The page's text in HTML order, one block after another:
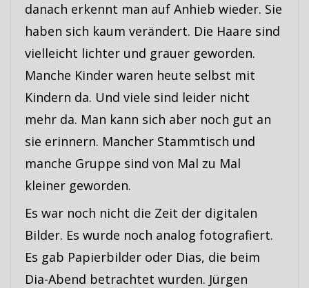
danach erkennt man auf Anhieb wieder. Sie
haben sich kaum verändert. Die Haare sind
vielleicht lichter und grauer geworden.
Manche Kinder waren heute selbst mit
Kindern da. Und viele sind leider nicht
mehr da. Man kann sich aber noch gut an
sie erinnern. Mancher Stammtisch und
manche Gruppe sind von Mal zu Mal
kleiner geworden.
Es war noch nicht die Zeit der digitalen
Bilder. Es wurde noch analog fotografiert.
Es gab Papierbilder oder Dias, die beim
Dia-Abend betrachtet wurden. Jürgen